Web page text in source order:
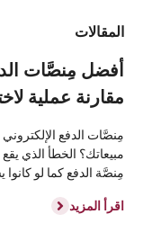
المقالات
أفضل مِنصَّات
مقارنة عملية
مِنصَّات الدفع
مبيعاتك؟ الخطأ الذي
مِنصَّة الدفع كما لو
اقرأ المزيد